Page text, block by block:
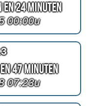
en 24 Minuten
00:00u
47 Minuten
07:23u